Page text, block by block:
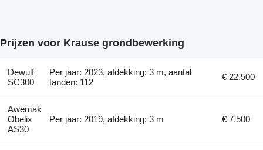
Prijzen voor Krause grondbewerking
Dewulf
SC300
Per jaar: 2023, afdekking: 3 m, aantal
tanden: 112
€ 22.500
Awemak
Obelix
AS30
Per jaar: 2019, afdekking: 3 m € 7.500